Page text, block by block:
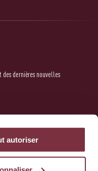
autoriser
des dernières nouvelles